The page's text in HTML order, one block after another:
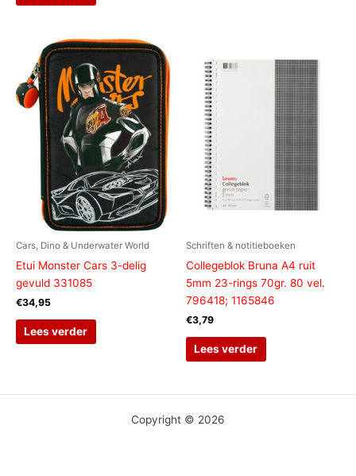
Cars, Dino & Underwater World
Etui Monster Cars 3-delig
gevuld 331085
€34,95
Lees verder
Schriften & notitieboeken
Collegeblok Bruna A4 ruit
5mm 23-rings 70gr. 80 vel.
796418; 1165846
€3,79
Lees verder
Copyright © 2026